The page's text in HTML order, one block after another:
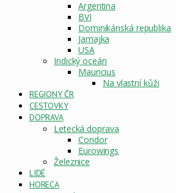
Argentina
BVI
Dominikánská republika
Jamajka
USA
Indický oceán
Mauricius
Na vlastní kůži
REGIONY ČR
CESTOVKY
DOPRAVA
Letecká doprava
Condor
Eurowings
Železnice
LIDÉ
HORECA